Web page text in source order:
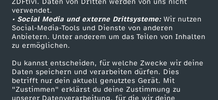
ZDFtivi. Daten von Dritten werden von uns nicht
verwendet.
• Social Media und externe Drittsysteme:Wir nutzen
Social-Media-Tools und Dienste von anderen
Anbietern. Unter anderem um das Teilen von Inhalten
zu ermöglichen.
Du kannst entscheiden, für welche Zwecke wir deine
Daten speichern und verarbeiten dürfen. Dies
betrifft nur dein aktuell genutztes Gerät. Mit
"Zustimmen" erklärst du deine Zustimmung zu
unserer Datenverarbeitung, für die wir deine
m
d
u
n
w
i
d
e
ZDF Unternehmen
Karriere
ZDF goes Schule
Werbefernsehen